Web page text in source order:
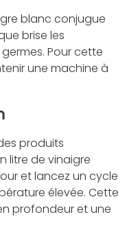
blanc conjugue
brise les
Pour cette
une machine à
produits
litre de vinaigre
et lancez un cycle
élevée. Cette
profondeur et une